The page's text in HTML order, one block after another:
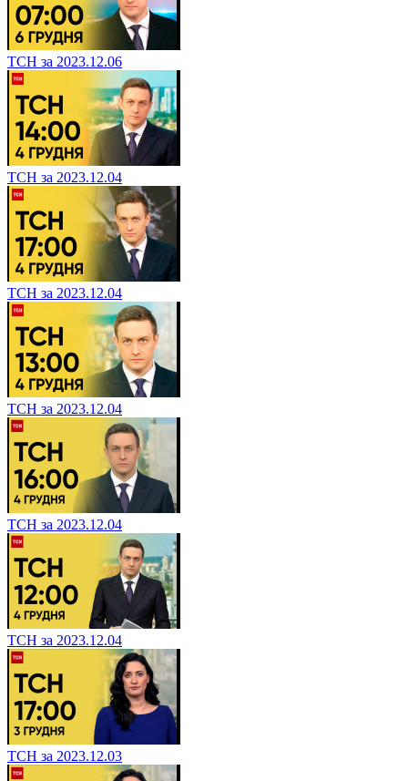
ТСН за 2023.12.06
ТСН за 2023.12.04
ТСН за 2023.12.04
ТСН за 2023.12.04
ТСН за 2023.12.04
ТСН за 2023.12.04
ТСН за 2023.12.03